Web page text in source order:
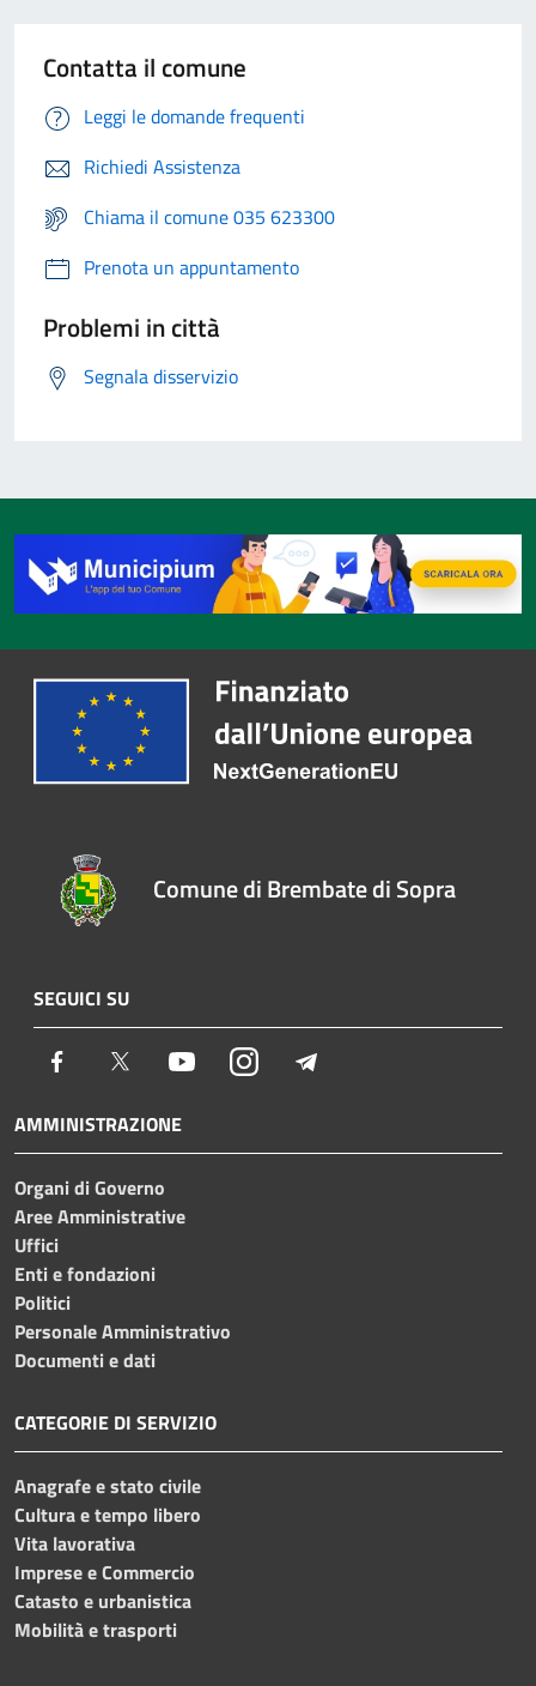
Contatta il comune
Leggi le domande frequenti
Richiedi Assistenza
Chiama il comune 035 623300
Prenota un appuntamento
Problemi in città
Segnala disservizio
Comune di Brembate di Sopra
SEGUICI SU
Facebook Twitter YoutubeInstagram
AMMINISTRAZIONE
Organi di Governo
Aree Amministrative
Uffici
Enti e fondazioni
Politici
Personale Amministrativo
Documenti e dati
CATEGORIE DI SERVIZIO
Anagrafe e stato civile
Cultura e tempo libero
Vita lavorativa
Imprese e Commercio
Catasto e urbanistica
Mobilità e trasporti